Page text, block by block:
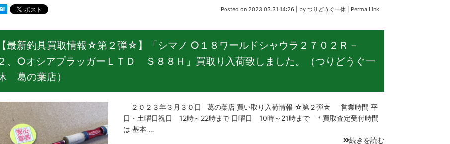
Posted on 2023.03.31 14:26 by つりどうぐ一休 Perma Link
【最新釣具買取情報☆第２弾☆】「シマノ ○１８ワールドシャウラ２７０２Ｒ－
２、○オシアプラッガーＬＴＤ Ｓ８８Ｈ」買取り入荷致しました。（つりどうぐ一
葛の葉店）
２０２３年３月３０日 葛の葉店 買い取り入荷情報 ☆第２弾☆ 営業時間 平
日・土曜日祝日 12時～22時まで 日曜日 10時～21時まで ＊買取査定受付時間
は 基本 …
続きを読む